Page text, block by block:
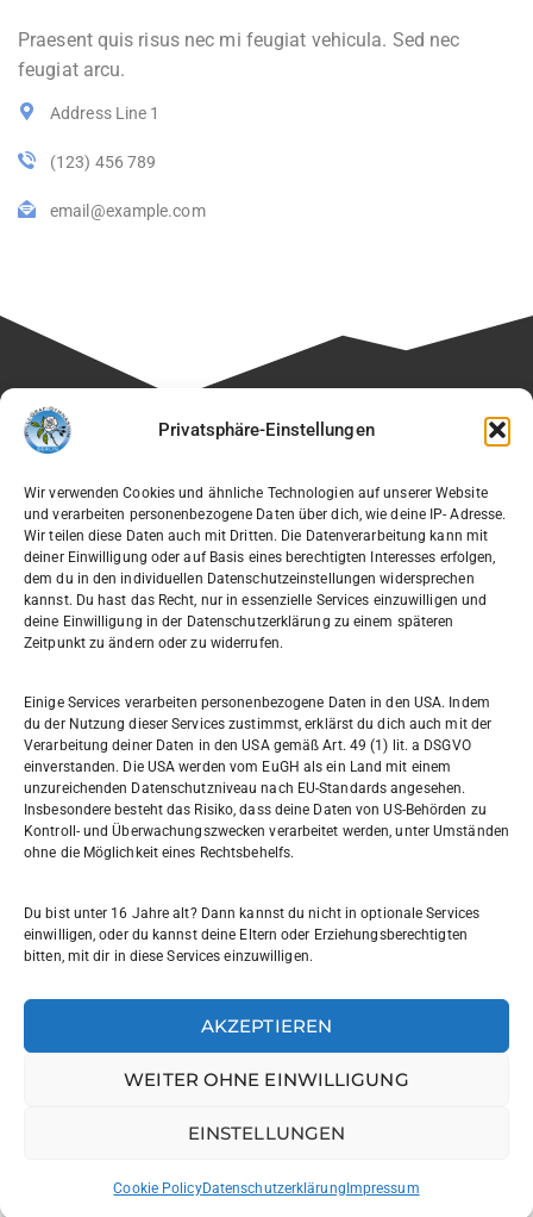
Privatsphäre-Einstellungen
Wir verwenden Cookies und ähnliche Technologien auf unserer Website
und verarbeiten personenbezogene Daten über dich, wie deine IP- Adresse.
Wir teilen diese Daten auch mit Dritten. Die Datenverarbeitung kann mit
deiner Einwilligung oder auf Basis eines berechtigten Interesses erfolgen,
dem du in den individuellen Datenschutzeinstellungen widersprechen
kannst. Du hast das Recht, nur in essenzielle Services einzuwilligen und
deine Einwilligung in der Datenschutzerklärung zu einem späteren
Zeitpunkt zu ändern oder zu widerrufen.
Einige Services verarbeiten personenbezogene Daten in den USA. Indem
du der Nutzung dieser Services zustimmst, erklärst du dich auch mit der
Verarbeitung deiner Daten in den USA gemäß Art. 49 (1) lit. a DSGVO
einverstanden. Die USA werden vom EuGH als ein Land mit einem
unzureichenden Datenschutzniveau nach EU-Standards angesehen.
Insbesondere besteht das Risiko, dass deine Daten von US-Behörden zu
Kontroll- und Überwachungszwecken verarbeitet werden, unter Umständen
ohne die Möglichkeit eines Rechtsbehelfs.
Du bist unter 16 Jahre alt? Dann kannst du nicht in optionale Services
einwilligen, oder du kannst deine Eltern oder Erziehungsberechtigten
bitten, mit dir in diese Services einzuwilligen.
AKZEPTIEREN
WEITER OHNE EINWILLIGUNG
EINSTELLUNGEN
Cookie PolicyDatenschutzerklärung Impressum
Praesent quis risus nec mi feugiat vehicula. Sed nec
feugiat arcu.
Address Line 1
(123) 456 789
email@example.com
Besuchen Sie auch die Seite unseres Fördervereins:
Willi-Graf-Gymnasium
Ostpreußendamm 166
12207 Berlin
030 7729004
030772057999
Schul- und Rechtsträger: Land Berlin
Sekretariat:
Verantwortlicher Website:
leinenbach@willi-graf-os.de
Datenschutzerklärung|Cookie-Richtlinie